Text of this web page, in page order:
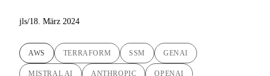
jls/18. März 2024
AWS TERRAFORM SSM GENAI
MISTRAL AI ANTHROPIC OPENAI